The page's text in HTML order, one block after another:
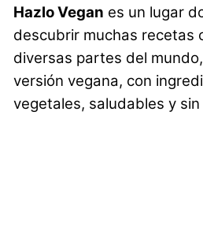
Hazlo Vegan es un lugar
descubrir muchas recetas
diversas partes del
versión vegana, con
vegetales, saludables y